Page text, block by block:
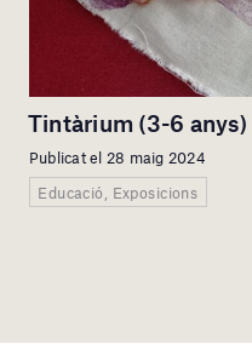
Tintàrium (3-6 anys)
Publicat el 28 maig 2024
Educació, Exposicions